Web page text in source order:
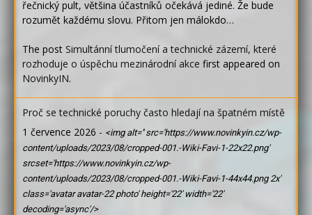
řečnický pult, většina účastníků očekává jediné. Že bude
rozumět každému slovu. Přitom jen málokdo…
The post Simultánní tlumočení a technické zázemí, které
rozhoduje o úspěchu mezinárodní akce first appeared on
NovinkyIN.
Proč se technické poruchy často hledají na špatném místě
1 července 2026 - <img alt='' src='https://www.novinkyin.cz/wp-
content/uploads/2023/08/cropped-001.-Wiki-Favi-1-22x22.png'
srcset='https://www.novinkyin.cz/wp-
content/uploads/2023/08/cropped-001.-Wiki-Favi-1-44x44.png 2x'
class='avatar avatar-22 photo' height='22' width='22'
decoding='async'/>